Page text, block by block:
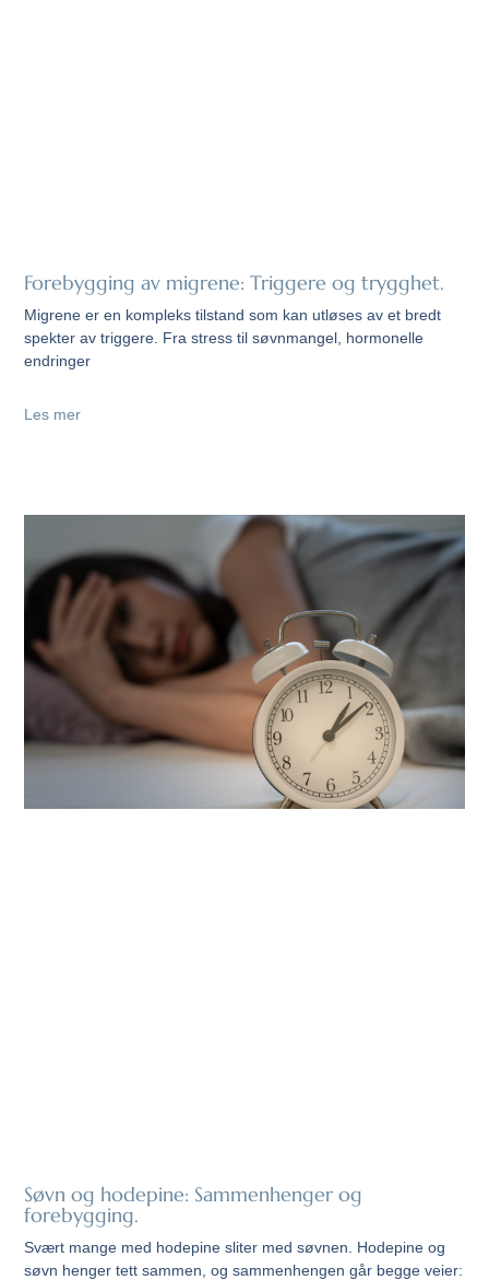
Forebygging av migrene: Triggere og trygghet.
Migrene er en kompleks tilstand som kan utløses av et bredt
spekter av triggere. Fra stress til søvnmangel, hormonelle
endringer
Les mer
Søvn og hodepine: Sammenhenger og
forebygging.
Svært mange med hodepine sliter med søvnen. Hodepine og
søvn henger tett sammen, og sammenhengen går begge veier: